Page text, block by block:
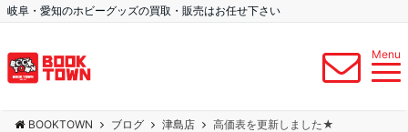
岐阜・愛知のホビーグッズの買取・販売はお任せ下さい
Menu
BOOKTOWN ブログ 津島店 高価表を更新しました★